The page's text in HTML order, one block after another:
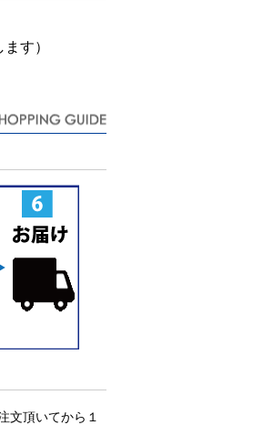
す）
文頂いてから１